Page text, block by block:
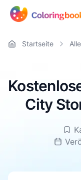
Startseite
City